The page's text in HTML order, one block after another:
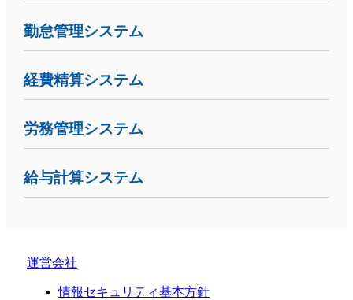
勤怠管理システム
経費精算システム
労務管理システム
給与計算システム
運営会社
情報セキュリティ基本方針